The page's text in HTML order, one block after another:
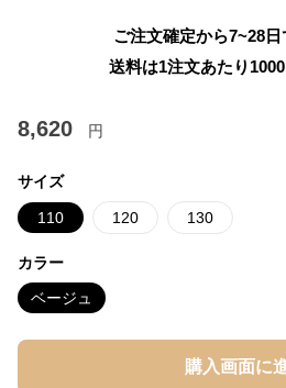
ご注文確定から7~28
送料は1注文あたり 1000
8,620 円
サイズ
110 120 130
カラー
ベージュ
購入画面に